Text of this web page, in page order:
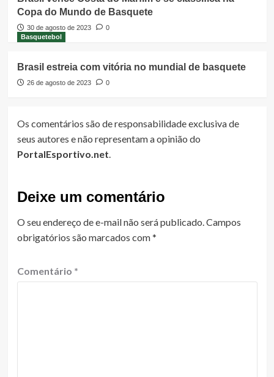
Copa do Mundo de Basquete
30 de agosto de 2023
0
Basquetebol
Brasil estreia com vitória no mundial de basquete
26 de agosto de 2023 0
Os comentários são de responsabilidade exclusiva de
seus autores e não representam a opinião do
PortalEsportivo.net
Deixe um comentário
O seu endereço de e-mail não será publicado. Campos
obrigatórios são marcados com*
Comentário *